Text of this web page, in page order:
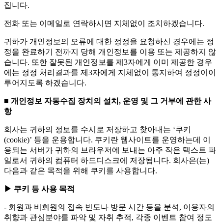
집니다.
전화 또는 이메일로 연락하시면 지체없이 조치하겠습니다.
귀하가 개인정보의 오류에 대한 정정을 요청하신 경우에는 정
정을 완료하기 전까지 당해 개인정보를 이용 또는 제공하지 않
습니다. 또한 잘못된 개인정보를 제3자에게 이미 제공한 경우
에는 정정 처리결과를 제3자에게 지체없이 통지하여 정정이이
루어지도록 하겠습니다.
■ 개인정보 자동수집 장치의 설치, 운영 및 그 거부에 관한 사
항
회사는 귀하의 정보를 수시로 저장하고 찾아내는 ‘쿠키
(cookie)’ 등을 운용합니다. 쿠키란 웹사이트를 운영하는데 이
용되는 서버가 귀하의 브라우저에 보내는 아주 작은 텍스트 파
일로서 귀하의 컴퓨터 하드디스크에 저장됩니다. 회사은(는)
다음과 같은 목적을 위해 쿠키를 사용합니다.
▶ 쿠키 등 사용 목적
- 회원과 비회원의 접속 빈도나 방문 시간 등을 분석, 이용자의
취향과 관심분야를 파악 및 자취 추적, 각종 이벤트 참여 정도